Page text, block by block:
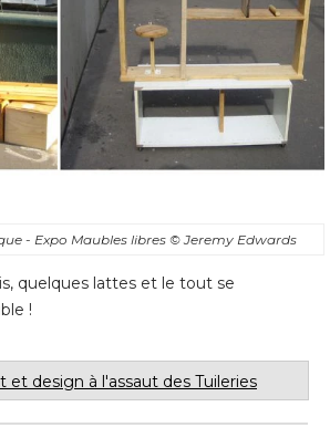
- Expo Maubles libres © Jeremy Edwards
quelques lattes et le tout se
!
et design à l'assaut des Tuileries